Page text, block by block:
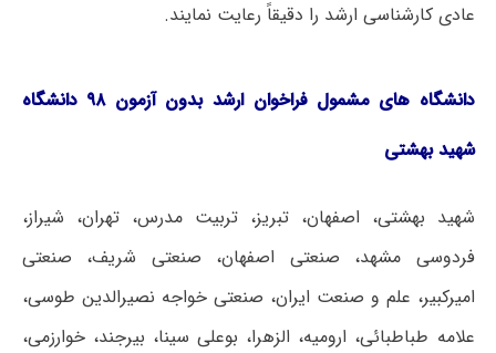
عادی کارشناسی ارشد را دقیقاً رعایت نمایند.
دانشگاه های مشمول فراخوان ارشد بدون آزمون ۹۸ دانشگاه
شهید بهشتی
شهید بهشتی، اصفهان، تبریز، تربیت مدرس، تهران، شیراز،
فردوسی مشهد، صنعتی اصفهان، صنعتی شریف، صنعتی
امیرکبیر، علم و صنعت ایران، صنعتی خواجه نصیرالدین طوسی،
علامه طباطبائی، ارومیه، الزهرا، بوعلی سینا، بیرجند، خوارزمی،